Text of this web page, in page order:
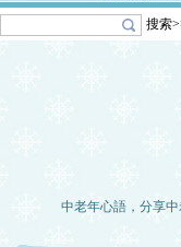
搜索
中老年心語，分享